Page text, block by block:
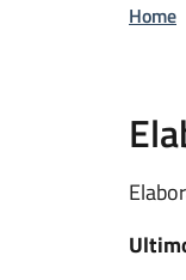
Home